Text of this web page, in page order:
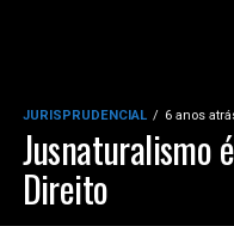
JURISPRUDENCIAL 6 anos
Jusnaturalismo
Direito